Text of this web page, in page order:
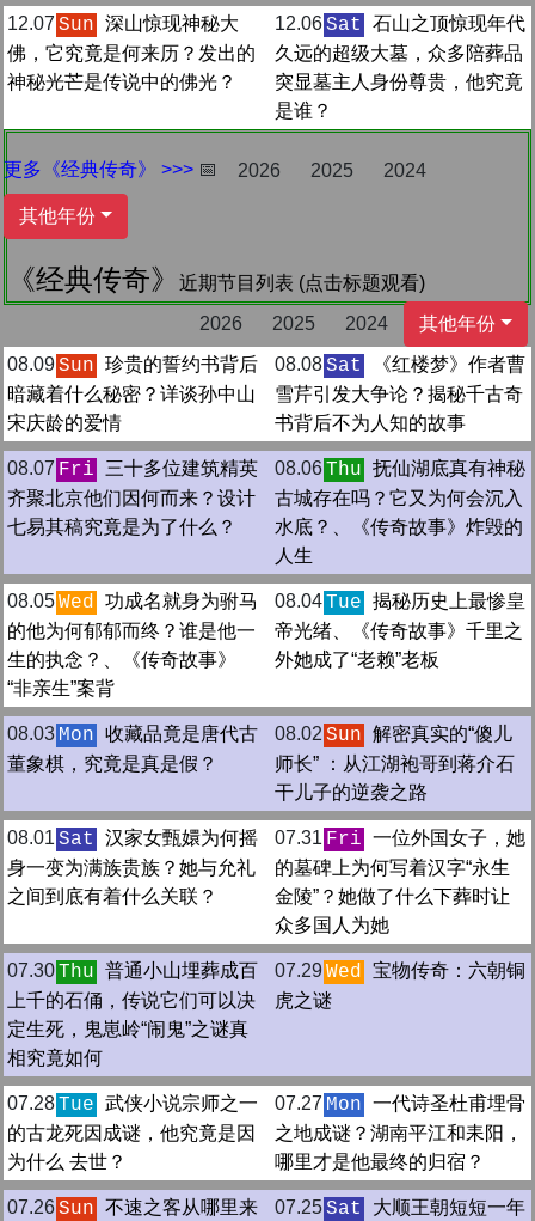
12.07 Sun 深山惊现神秘大
佛，它究竟是何来历？发出的
神秘光芒是传说中的佛光？
12.06Sat
石山之顶惊现年代
久远的超级大墓，众多陪葬品
突显墓主人身份尊贵，他究竟
是谁？
更多《经典传奇》 >>> 📅 2026 2025 2024
其他年份
《经典传奇》
近期节目列表 (点击标题观看)
2026
2025 2024
其他年份
08.09Sun 珍贵的誓约书背后
暗藏着什么秘密？详谈孙中山
宋庆龄的爱情
08.08Sat
《红楼梦》作者曹
雪芹引发大争论？揭秘千古奇
书背后不为人知的故事
08.07 Fri
三十多位建筑精英
齐聚北京他们因何而来？设计
七易其稿究竟是为了什么？
08.06Thu 抚仙湖底真有神秘
古城存在吗？它又为何会沉入
水底？、《传奇故事》炸毁的
人生
08.05Wed 功成名就身为驸马
的他为何郁郁而终？谁是他一
生的执念？、《传奇故事》
“非亲生”案背
08.04Tue 揭秘历史上最惨皇
帝光绪、《传奇故事》千里之
外她成了“老赖”老板
08.03 Mon 收藏品竟是唐代古
董象棋，究竟是真是假？
08.02 Sun 解密真实的“傻儿
师长” ：从江湖袍哥到蒋介石
干儿子的逆袭之路
08.01 Sat
汉家女甄嬛为何摇
身一变为满族贵族？她与允礼
之间到底有着什么关联？
07.31 Fri 一位外国女子，她
的墓碑上为何写着汉字“永生
金陵”？她做了什么下葬时让
众多国人为她
07.30Thu 普通小山埋葬成百
上千的石俑，传说它们可以决
定生死，鬼崽岭“闹鬼”之谜真
相究竟如何
07.29Wed 宝物传奇：六朝铜
虎之谜
07.28Tue 武侠小说宗师之一
的古龙死因成谜，他究竟是因
为什么 去世？
07.27 Mon 一代诗圣杜甫埋骨
之地成谜？湖南平江和耒阳，
哪里才是他最终的归宿？
07.26Sun 不速之客从哪里来
07.25Sat
大顺王朝短短一年